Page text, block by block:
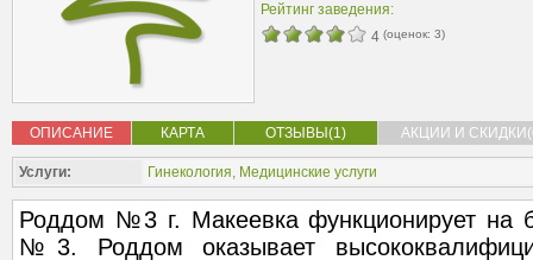
Рейтинг заведения:
4 (оценок: 3)
ОПИСАНИЕ КАРТА ОТЗЫВЫ(1) АКЦИИ И
Услуги: Гинекология, Медицинские услуги
Роддом №3 г. Макеевка функционирует на
№3. Роддом оказывает